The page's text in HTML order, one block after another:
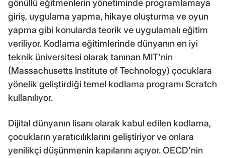
gönüllü eğitmenlerin yönetiminde programlamaya
giriş, uygulama yapma, hikaye oluşturma ve oyun
yapma gibi konularda teorik ve uygulamalı eğitim
veriliyor. Kodlama eğitimlerinde dünyanın en iyi
teknik üniversitesi olarak tanınan MIT'nin
(Massachusetts Institute of Technology) çocuklara
yönelik geliştirdiği temel kodlama programı Scratch
kullanılıyor.
Dijital dünyanın lisanı olarak kabul edilen kodlama,
çocukların yaratıcılıklarını geliştiriyor ve onlara
yenilikçi düşünmenin kapılarını açıyor. OECD'nin